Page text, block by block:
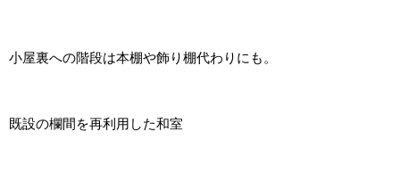
小屋裏への階段は本棚や飾り棚代わりにも。
既設の欄間を再利用した和室